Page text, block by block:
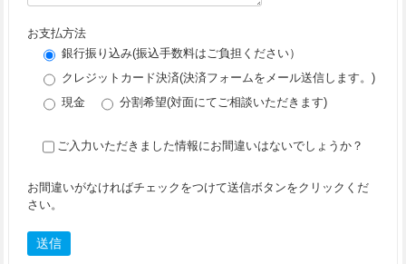
お支払方法
銀行振り込み(振込手数料はご負担ください）
クレジットカード決済(決済フォームをメール送信します。)
現金
分割希望(対面にてご相談いただきます)
ご入力いただきました情報にお間違いはないでしょうか？
お間違いがなければチェックをつけて送信ボタンをクリックくだ
さい。